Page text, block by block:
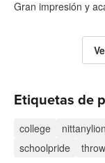
Gran impresión y
Etiquetas de
college
schoolpride